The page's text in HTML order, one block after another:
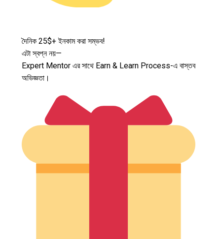
দৈনিক 25$+ ইনকাম করা সম্ভব!
এটা স্বপ্ন নয়—
Expert Mentor এর সাথে Earn & Learn Process-এ বাস্তব
অভিজ্ঞতা।